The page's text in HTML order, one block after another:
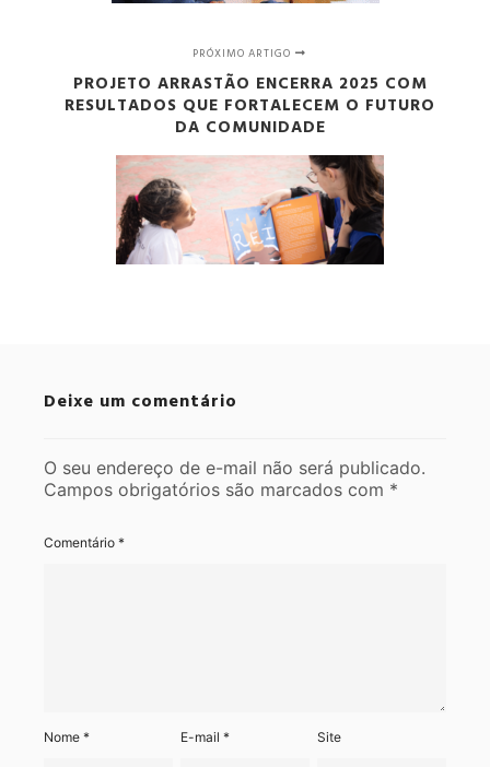
PRÓXIMO ARTIGO
PROJETO ARRASTÃO ENCERRA 2025 COM
RESULTADOS QUE FORTALECEM O FUTURO
DA COMUNIDADE
Deixe um comentário
O seu endereço de e-mail não será publicado.
Campos obrigatórios são marcados com *
Comentário *
Nome * E-mail* Site